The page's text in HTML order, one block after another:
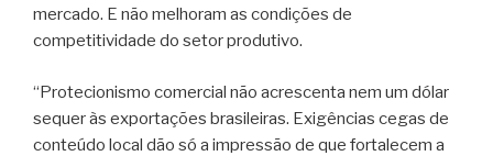
mercado. E não melhoram as condições de
competitividade do setor produtivo.
“Protecionismo comercial não acrescenta nem um dólar
sequer às exportações brasileiras. Exigências cegas de
conteúdo local dão só a impressão de que fortalecem a